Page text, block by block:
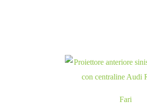
Fari